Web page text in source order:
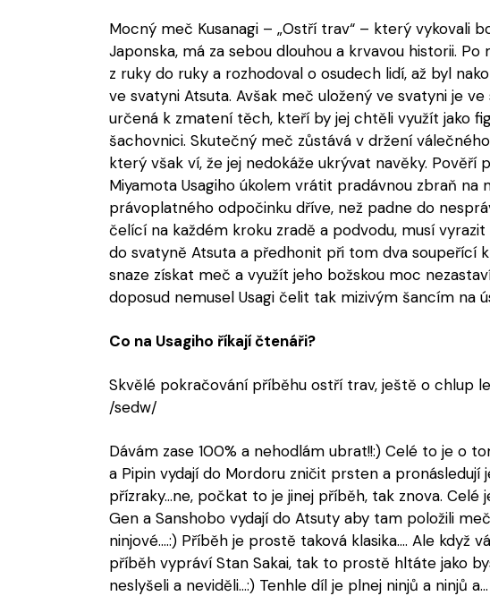
Mocný meč Kusanagi – „Ostří trav“ – který vykovali
Japonska, má za sebou dlouhou a krvavou historii.
z ruky do ruky a rozhodoval o osudech lidí, až byl
ve svatyni Atsuta. Avšak meč uložený ve svatyni je
určená k zmatení těch, kteří by jej chtěli využít jako
šachovnici. Skutečný meč zůstává v držení
který však ví, že jej nedokáže ukrývat navěky. Pověří
Miyamota Usagiho úkolem vrátit pradávnou zbraň na
právoplatného odpočinku dříve, než padne do
čelící na každém kroku zradě a podvodu, musí
do svatyně Atsuta a předhonit při tom dva soupeřící
snaze získat meč a využít jeho božskou moc
doposud nemusel Usagi čelit tak mizivým šancím na
Co na Usagiho říkají čtenáři?
Skvělé pokračování příběhu ostří trav, ještě o chlup
/sedw/
Dávám zase 100% a nehodlám ubrat!!:) Celé to je o
a Pipin vydají do Mordoru zničit prsten a
přízraky...ne, počkat to je jinej příběh, tak znova. Celé
Gen a Sanshobo vydají do Atsuty aby tam položili
ninjové....:) Příběh je prostě taková klasika.... Ale když
příběh vypráví Stan Sakai, tak to prostě hltáte jako
neslyšeli a neviděli...:) Tenhle díl je plnej ninjů a ninjů